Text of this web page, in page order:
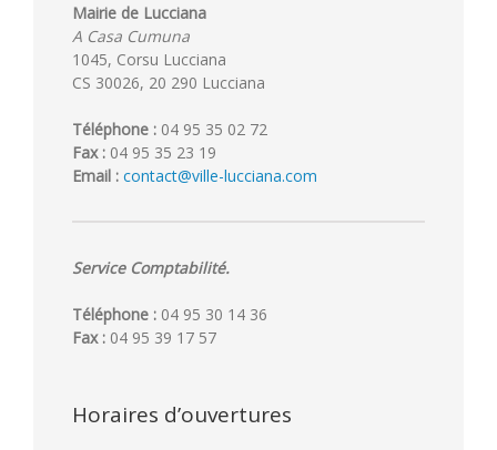
Mairie de Lucciana
A Casa Cumuna
1045, Corsu Lucciana
CS 30026, 20 290 Lucciana
Téléphone : 04 95 35 02 72
Fax : 04 95 35 23 19
Email : contact@ville-lucciana.com
Service Comptabilité.
Téléphone : 04 95 30 14 36
Fax : 04 95 39 17 57
Horaires d’ouvertures